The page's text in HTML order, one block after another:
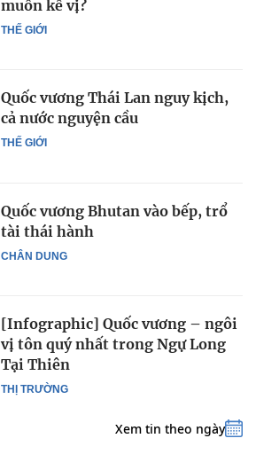
THẾ GIỚI
muốn kế vị?
THẾ GIỚI
Quốc vương Thái Lan nguy kịch,
cả nước nguyện cầu
CHÂN DUNG
Quốc vương Bhutan vào bếp, trổ
tài thái hành
THỊ TRƯỜNG
[Infographic] Quốc vương – ngôi
vị tôn quý nhất trong Ngự Long
Tại Thiên
Xem tin theo ngày